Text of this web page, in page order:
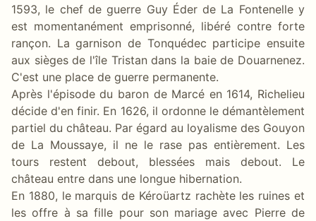
1593, le chef de guerre Guy Éder de La Fontenelle y
est momentanément emprisonné, libéré contre forte
rançon. La garnison de Tonquédec participe ensuite
aux sièges de l'île Tristan dans la baie de Douarnenez.
C'est une place de guerre permanente.
Après l'épisode du baron de Marcé en 1614, Richelieu
décide d'en finir. En 1626, il ordonne le démantèlement
partiel du château. Par égard au loyalisme des Gouyon
de La Moussaye, il ne le rase pas entièrement. Les
tours restent debout, blessées mais debout. Le
château entre dans une longue hibernation.
En 1880, le marquis de Kéroüartz rachète les ruines et
les offre à sa fille pour son mariage avec Pierre de